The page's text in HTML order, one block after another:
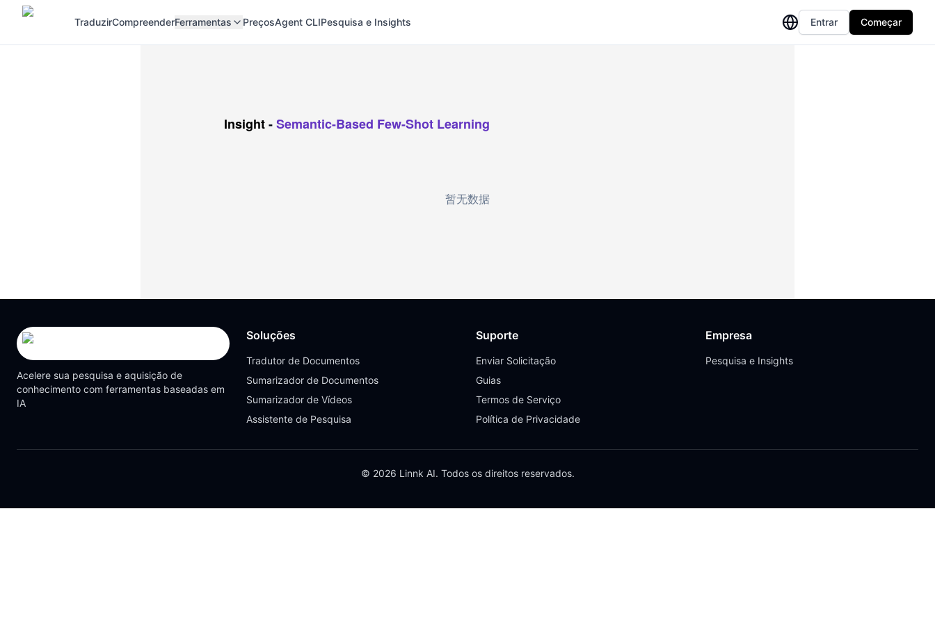
TraduzirCompreenderFerramentas PreçosAgent CLIPesquisa e Insights Entrar Começar
Insight-Semantic-Based Few-Shot Learning
暂无数据
Acelere sua pesquisa e aquisição de
conhecimento com ferramentas baseadas em
IA
Soluções
Tradutor de Documentos
Sumarizador de Documentos
Sumarizador de Vídeos
Assistente de Pesquisa
Suporte
Enviar Solicitação
Guias
Termos de Serviço
Política de Privacidade
Empresa
Pesquisa e Insights
© 2026 Linnk AI. Todos os direitos reservados.